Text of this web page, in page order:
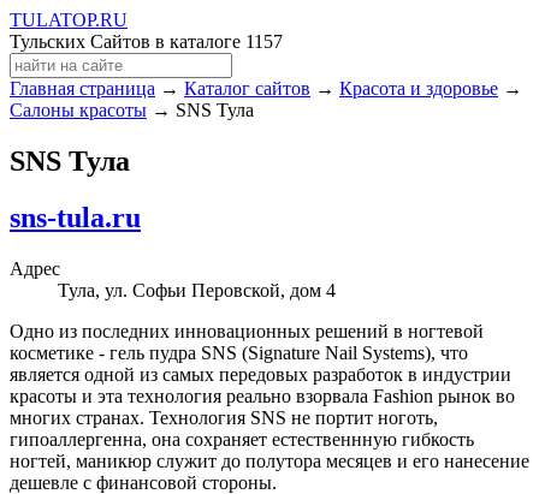
TULATOP.RU
Тульских Сайтов в каталоге 1157
Главная страница → Каталог сайтов → Красота и здоровье →
Салоны красоты → SNS Тула
SNS Тула
sns-tula.ru
Адрес
Тула, ул. Софьи Перовской, дом 4
Одно из последних инновационных решений в ногтевой
косметике - гель пудра SNS (Signature Nail Systems), что
является одной из самых передовых разработок в индустрии
красоты и эта технология реально взорвала Fashion рынок во
многих странах. Технология SNS не портит ноготь,
гипоаллергенна, она сохраняет естественнную гибкость
ногтей, маникюр служит до полутора месяцев и его нанесение
дешевле с финансовой стороны.